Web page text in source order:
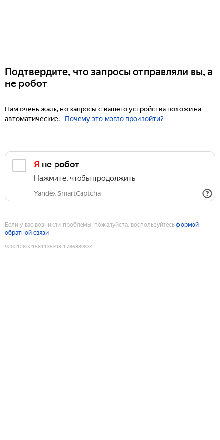
Подтвердите, что запросы отправляли вы, а
не робот
Нам очень жаль, но запросы с вашего устройства похожи на
автоматические.
Почему это могло произойти?
Я не робот
Нажмите, чтобы продолжить
Yandex SmartCaptcha
Если у вас возникли проблемы, пожалуйста, воспользуйтесьформой
обратной связи
9202128021581135393:1786389834